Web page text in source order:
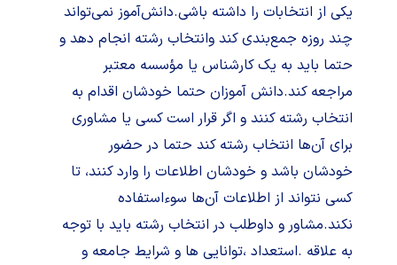
یکی از انتخابات را داشته باشی.دانش‌‌آموز نمی‌تواند
چند روزه جمع‌بندی کند وانتخاب رشته انجام دهد و
حتما باید به یک کارشناس یا مؤسسه معتبر
مراجعه کند.دانش آموزان حتما خودشان اقدام به
انتخاب رشته کنند و اگر قرار است کسی یا مشاوری
برای آن‌ها انتخاب رشته کند حتما در حضور
خودشان باشد و خودشان اطلاعات را وارد کنند، تا
کسی نتواند از اطلاعات آن‌ها سوءاستفاده
نکند.مشاور و داوطلب در انتخاب رشته باید با توجه
به علاقه .استعداد ،توانایی ها و شرایط جامعه و